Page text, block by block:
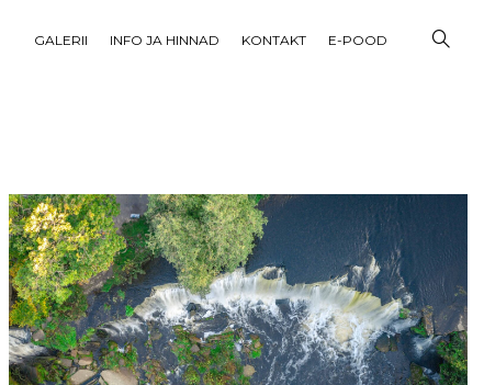
GALERII INFO JA HINNAD KONTAKT E-POOD